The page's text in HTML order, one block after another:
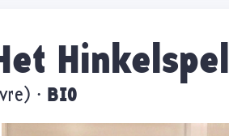
Hinkelspel
· BIO